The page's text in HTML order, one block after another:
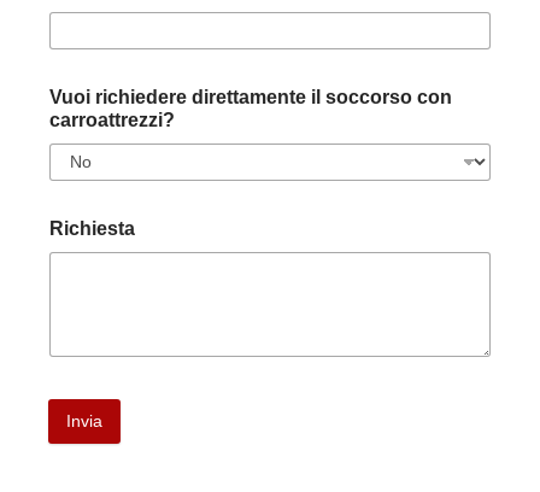
Vuoi richiedere direttamente il soccorso con
carroattrezzi?
Richiesta
Invia